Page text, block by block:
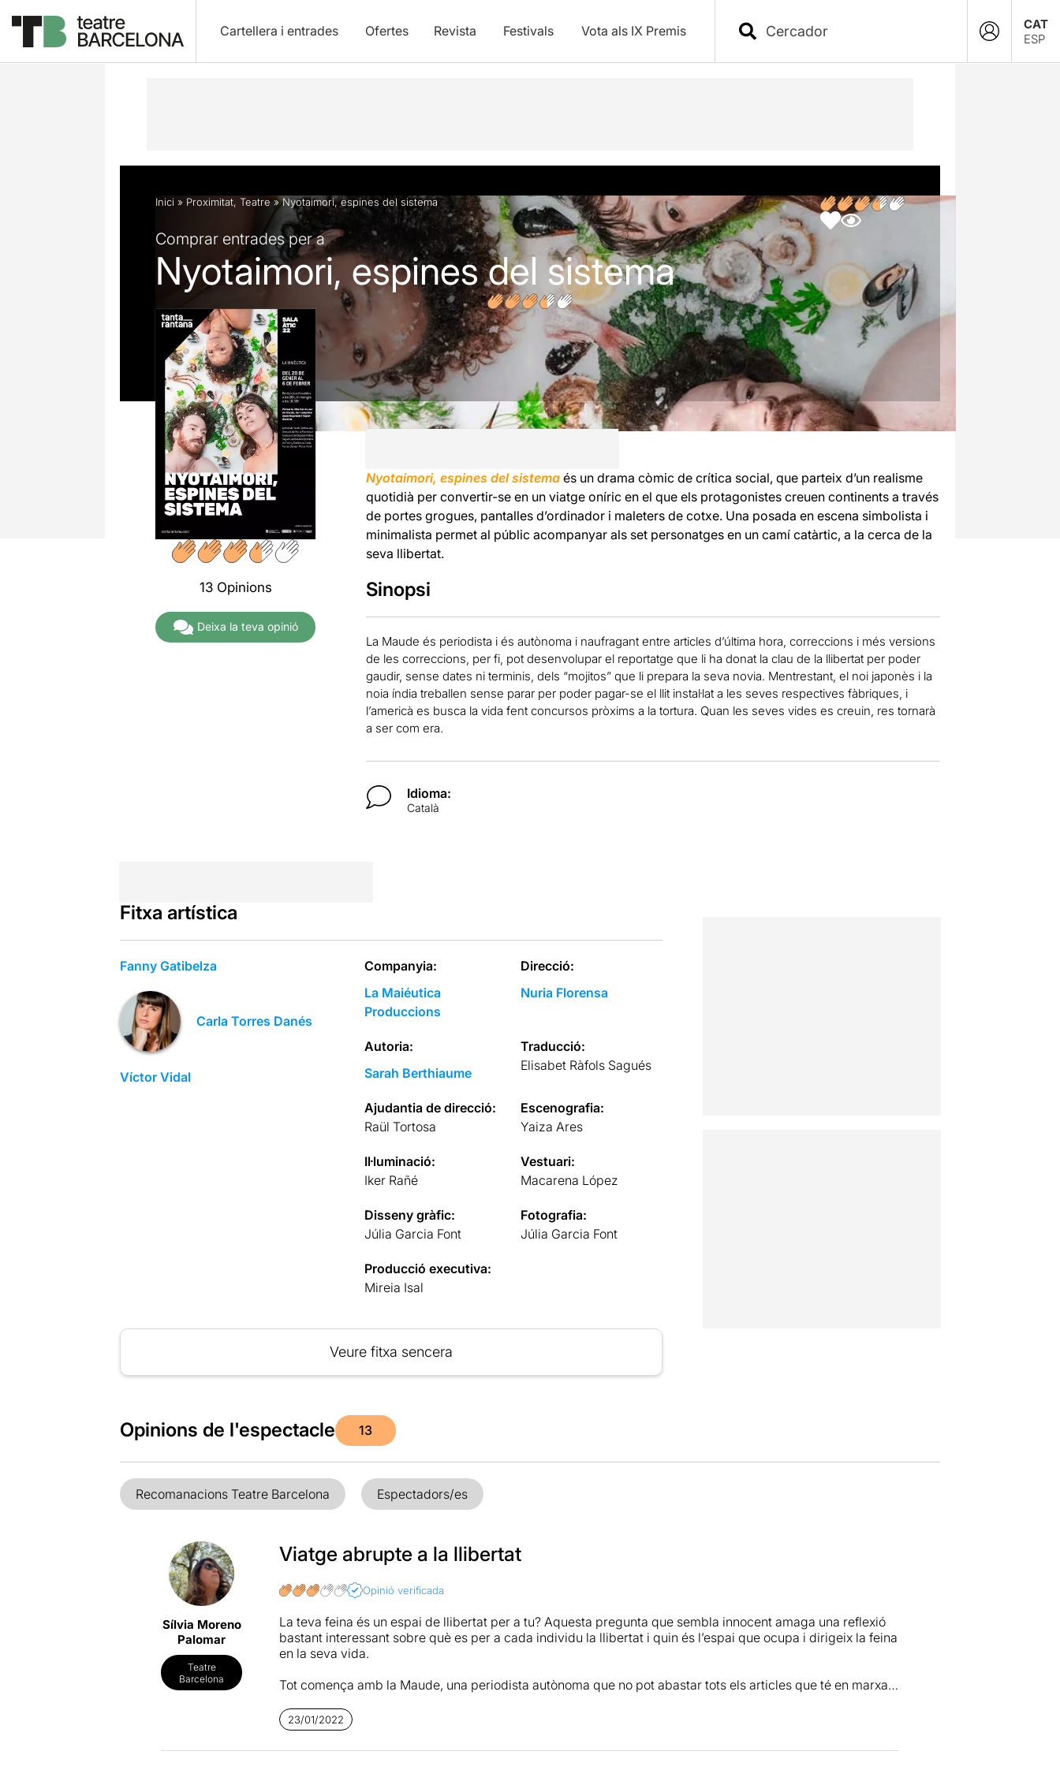
Cartellera i entrades Ofertes Revista Festivals Vota als IX Premis
CAT
ESP
Descripció Fitxa artística Opinions
Inici » Proximitat, Teatre »Nyotaimori, espines del sistema
Comprar entrades per a
Nyotaimori, espines del sistema
13 Opinions
Deixa la teva opinió
Nyotaimori, espines del sistemaés un drama còmic de crítica social, que parteix d’un realisme
quotidià per convertir-se en un viatge oníric en el que els protagonistes creuen continents a través
de portes grogues, pantalles d’ordinador i maleters de cotxe. Una posada en escena simbolista i
minimalista permet al públic acompanyar als set personatges en un camí catàrtic, a la cerca de la
seva llibertat.
Sinopsi
La Maude és periodista i és autònoma i naufragant entre articles d’última hora, correccions i més versions
de les correccions, per fi, pot desenvolupar el reportatge que li ha donat la clau de la llibertat per poder
gaudir, sense dates ni terminis, dels “mojitos” que li prepara la seva novia. Mentrestant, el noi japonès i la
noia índia treballen sense parar per poder pagar-se el llit instal·lat a les seves respectives fàbriques, i
l’americà es busca la vida fent concursos pròxims a la tortura. Quan les seves vides es creuin, res tornarà
a ser com era.
Idioma:
Català
Fitxa artística
Fanny Gatibelza
Carla Torres Danés
Víctor Vidal
Companyia:
La Maiéutica
Produccions
Direcció:
Nuria Florensa
Autoria:
Sarah Berthiaume
Traducció:
Elisabet Ràfols Sagués
Ajudantia de direcció:
Raül Tortosa
Escenografia:
Yaiza Ares
Il·luminació:
Iker Rañé
Vestuari:
Macarena López
Disseny gràfic:
Júlia Garcia Font
Fotografia:
Júlia Garcia Font
Producció executiva:
Mireia Isal
Veure fitxa sencera
Opinions de l'espectacle 13
Recomanacions Teatre Barcelona Espectadors/es
Sílvia Moreno
Palomar
Teatre
Barcelona
Viatge abrupte a la llibertat
Opinió verificada
La teva feina és un espai de llibertat per a tu? Aquesta pregunta que sembla innocent amaga una reflexió
bastant interessant sobre què es per a cada individu la llibertat i quin és l’espai que ocupa i dirigeix la feina
en la seva vida.
Tot comença amb la Maude, una periodista autònoma que no pot abastar tots els articles que té en marxa
la gent que entrevista si la feina d’aquests li aporten llibertat, no s’adona que potser s’hauria de fer aquesta
pregunta a sí mateixa.
23/01/2022